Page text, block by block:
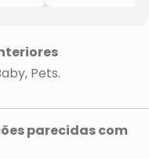
Pets
parecidas com